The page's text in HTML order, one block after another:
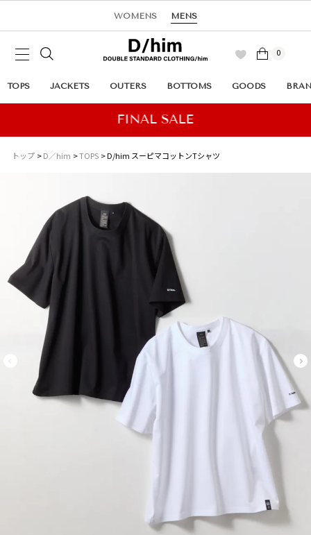
WOMENS MENS
0
TOPS JACKETS OUTERS BOTTOMS GOODS
トップ D／him TOPS D/him スーピマコットンTシャツ